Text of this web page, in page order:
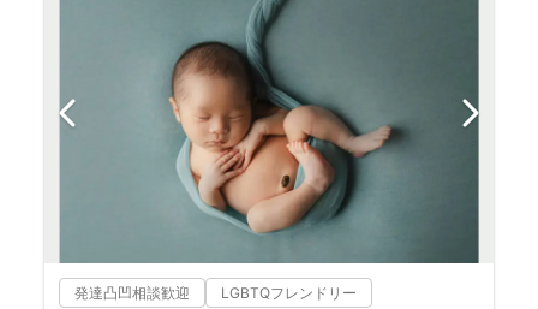
発達凸凹相談歓迎 LGBTQフレンドリー